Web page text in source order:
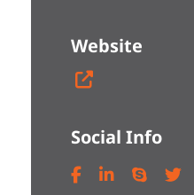
Website
Social Info